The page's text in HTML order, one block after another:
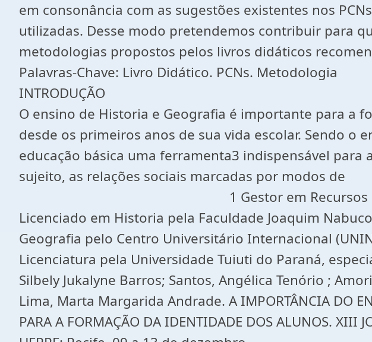
em consonância com as sugestões existentes nos
utilizadas. Desse modo pretendemos contribuir para
metodologias propostos pelos livros didáticos
Palavras-Chave: Livro Didático. PCNs. Metodologia
INTRODUÇÃO
O ensino de Historia e Geografia é importante para a
desde os primeiros anos de sua vida escolar. Sendo o
educação básica uma ferramenta3 indispensável
sujeito, as relações sociais marcadas por modos de
1 Gestor em Recursos Humano pela
Licenciado em Historia pela Faculdade Joaquim
Geografia pelo Centro Universitário Internacional
Licenciatura pela Universidade Tuiuti do Paraná,
Silbely Jukalyne Barros; Santos, Angélica Tenório ;
Lima, Marta Margarida Andrade. A IMPORTÂNCIA DO
PARA A FORMAÇÃO DA IDENTIDADE DOS ALUNOS. XIII